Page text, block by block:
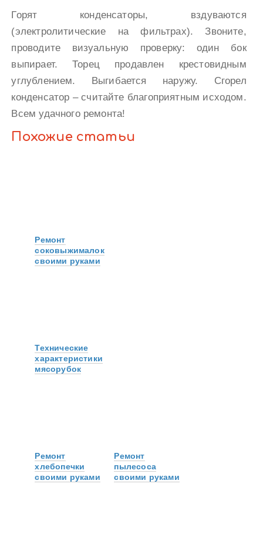
Горят конденсаторы, вздуваются
(электролитические на фильтрах). Звоните,
проводите визуальную проверку: один бок
выпирает. Торец продавлен крестовидным
углублением. Выгибается наружу. Сгорел
конденсатор – считайте благоприятным исходом.
Всем удачного ремонта!
Похожие статьи
Ремонт
соковыжималок
своими руками
Технические
характеристики
мясорубок
Ремонт
хлебопечки
своими руками
Ремонт
пылесоса
своими руками